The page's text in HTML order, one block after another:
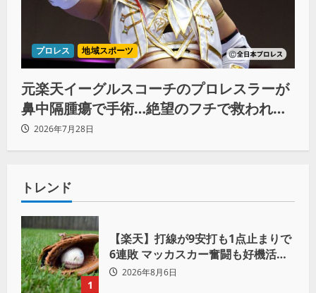
プロレス 地域スポーツ
元楽天イーグルスコーチのプロレスラーが
鼻中隔腫瘍で手術…絶望のフチで救われた
リーダーの言葉
2026年7月28日
トレンド
1
【楽天】打線が9安打も1点止まりで
6連敗 マッカスカー奮闘も好機活か
せず借金「22」
2026年8月6日